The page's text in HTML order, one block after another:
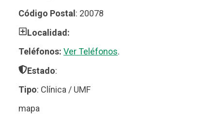
Código Postal : 20078
Localidad:
Teléfonos: Ver Teléfonos.
Estado:
Tipo: Clínica / UMF
mapa